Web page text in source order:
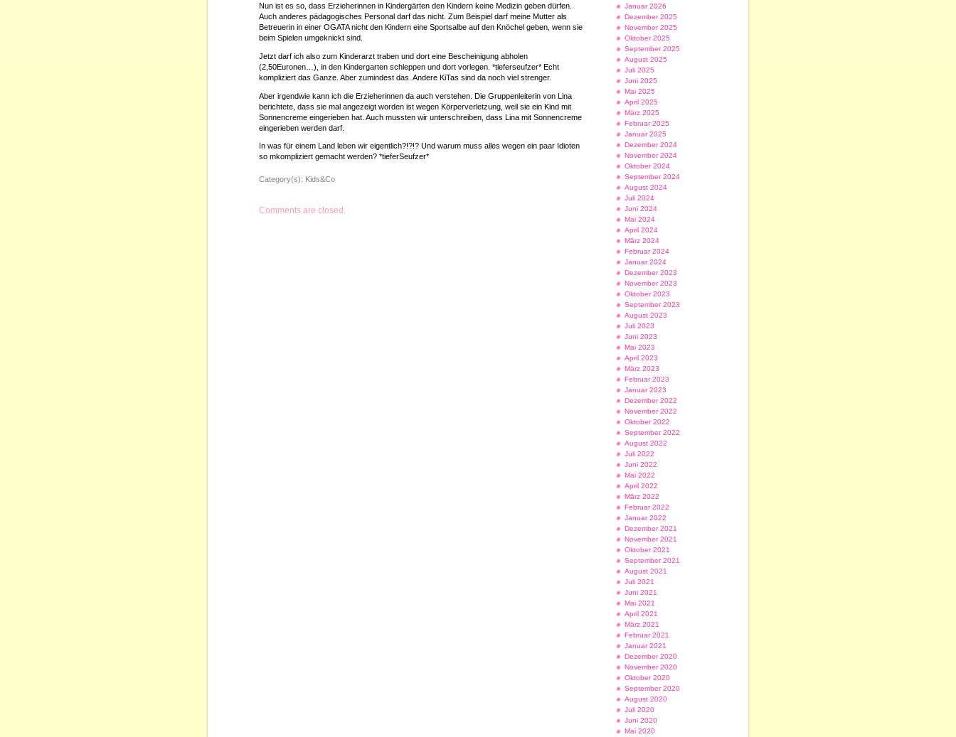
Nun ist es so, dass Erzieherinnen in Kindergärten den Kindern keine Medizin geben dürfen.
Auch anderes pädagogisches Personal darf das nicht. Zum Beispiel darf meine Mutter als
Betreuerin in einer OGATA nicht den Kindern eine Sportsalbe auf den Knöchel geben, wenn sie
beim Spielen umgeknickt sind.
Jetzt darf ich also zum Kinderarzt traben und dort eine Bescheinigung abholen
(2,50Euronen…), in den Kindergarten schleppen und dort vorlegen. *tieferseufzer* Echt
kompliziert das Ganze. Aber zumindest das. Andere KiTas sind da noch viel strenger.
Aber irgendwie kann ich die Erzieherinnen da auch verstehen. Die Gruppenleiterin von Lina
berichtete, dass sie mal angezeigt worden ist wegen Körperverletzung, weil sie ein Kind mit
Sonnencreme eingerieben hat. Auch mussten wir unterschreiben, dass Lina mit Sonnencreme
eingerieben werden darf.
In was für einem Land leben wir eigentlich?!?!? Und warum muss alles wegen ein paar Idioten
so mkompliziert gemacht werden? *tieferSeufzer*
Category(s): Kids&Co
Comments are closed.
Januar 2026
Dezember 2025
November 2025
Oktober 2025
September 2025
August 2025
Juli 2025
Juni 2025
Mai 2025
April 2025
März 2025
Februar 2025
Januar 2025
Dezember 2024
November 2024
Oktober 2024
September 2024
August 2024
Juli 2024
Juni 2024
Mai 2024
April 2024
März 2024
Februar 2024
Januar 2024
Dezember 2023
November 2023
Oktober 2023
September 2023
August 2023
Juli 2023
Juni 2023
Mai 2023
April 2023
März 2023
Februar 2023
Januar 2023
Dezember 2022
November 2022
Oktober 2022
September 2022
August 2022
Juli 2022
Juni 2022
Mai 2022
April 2022
März 2022
Februar 2022
Januar 2022
Dezember 2021
November 2021
Oktober 2021
September 2021
August 2021
Juli 2021
Juni 2021
Mai 2021
April 2021
März 2021
Februar 2021
Januar 2021
Dezember 2020
November 2020
Oktober 2020
September 2020
August 2020
Juli 2020
Juni 2020
Mai 2020